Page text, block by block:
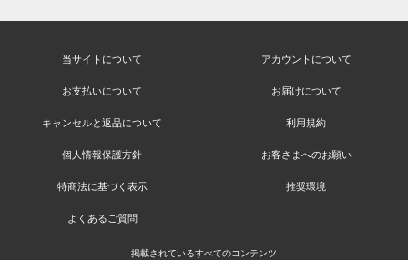
当サイトについて アカウントについて
お支払いについて お届けについて
キャンセルと返品について 利用規約
個人情報保護方針 お客さまへのお願い
特商法に基づく表示 推奨環境
よくあるご質問
掲載されているすべてのコンテンツ